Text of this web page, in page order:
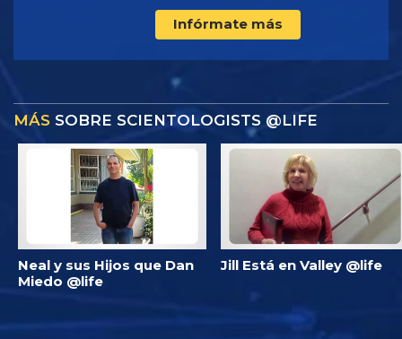
Infórmate más
MÁS SOBRE SCIENTOLOGISTS @LIFE
Neal y sus Hijos que Dan
Miedo @life
Jill Está en Valley @life